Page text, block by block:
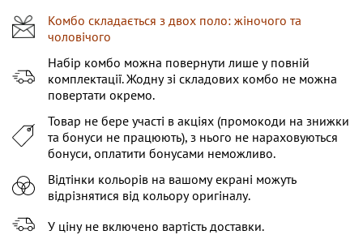
Комбо складається з двох поло: жіночого та
чоловічого
Набір комбо можна повернути лише у повній
комплектації. Жодну зі складових комбо не можна
повертати окремо.
Товар не бере участі в акціях (промокоди на знижки
та бонуси не працюють), з нього не нараховуються
бонуси, оплатити бонусами неможливо.
Відтінки кольорів на вашому екрані можуть
відрізнятися від кольору оригіналу.
У ціну не включено вартість доставки.